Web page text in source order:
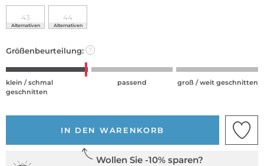
43
Alternativen
44
Alternativen
Größenbeurteilung: ?
klein / schmal
geschnitten
passend groß / weit geschnitten
IN DEN WARENKORB
Wollen Sie -10% sparen?